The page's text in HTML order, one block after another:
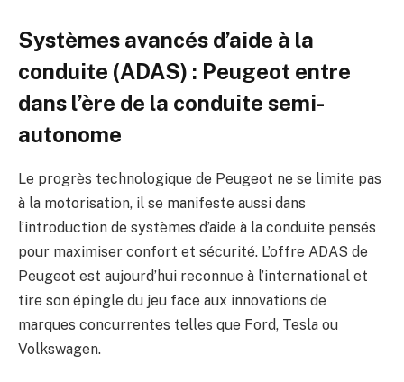
Systèmes avancés d’aide à la
conduite (ADAS) : Peugeot entre
dans l’ère de la conduite semi-
autonome
Le progrès technologique de Peugeot ne se limite pas
à la motorisation, il se manifeste aussi dans
l’introduction de systèmes d’aide à la conduite pensés
pour maximiser confort et sécurité. L’offre ADAS de
Peugeot est aujourd’hui reconnue à l’international et
tire son épingle du jeu face aux innovations de
marques concurrentes telles que Ford, Tesla ou
Volkswagen.